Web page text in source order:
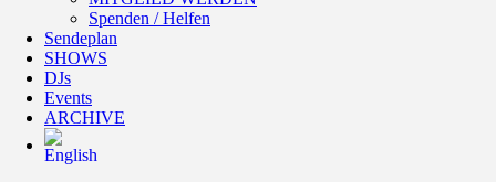
Spenden / Helfen
Sendeplan
SHOWS
DJs
Events
ARCHIVE